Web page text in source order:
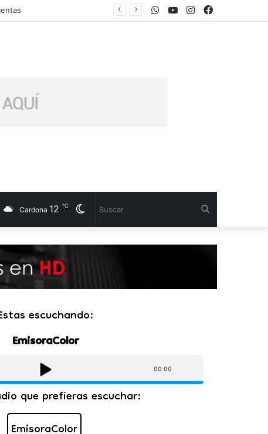
Instagram
Youtube
WhatsApp
Cambiar
modo
Cardona 12 ℃